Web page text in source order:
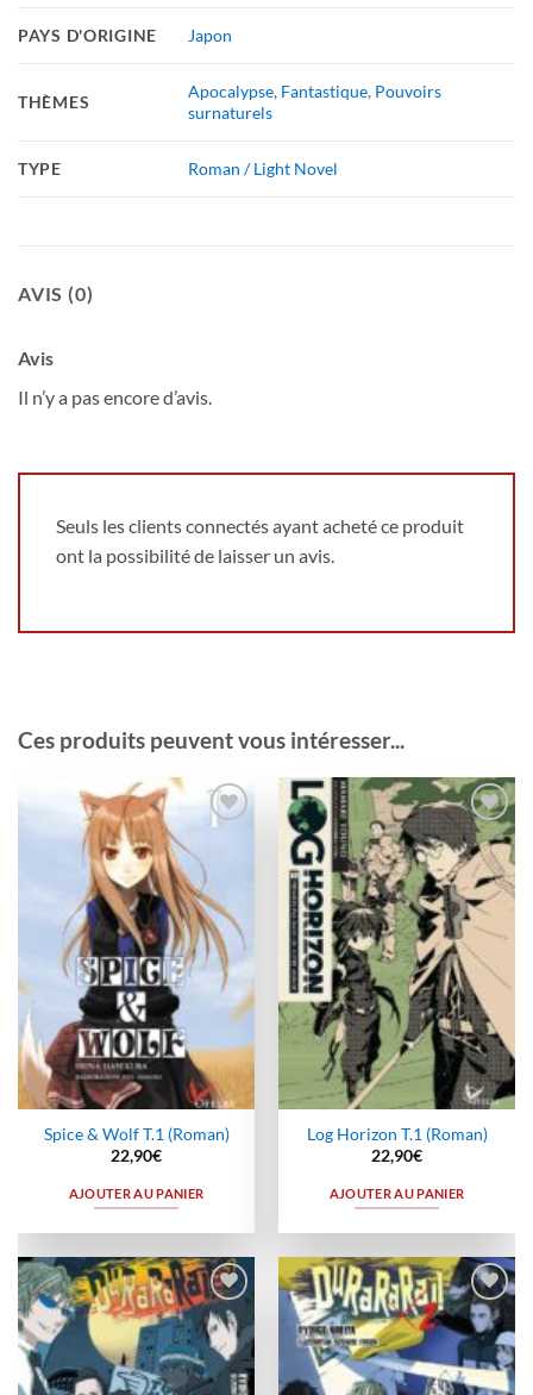
PAYS D'ORIGINE Japon
THÈMES
Apocalypse, Fantastique, Pouvoirs
surnaturels
TYPE Roman / Light Novel
AVIS (0)
Avis
Il n’y a pas encore d’avis.
Seuls les clients connectés ayant acheté ce produit
ont la possibilité de laisser un avis.
Ces produits peuvent vous intéresser...
wishlist
Spice & Wolf T.1 (Roman)
22,90€
AJOUTER AU PANIER
Ajouter
à la
wishlist
Log Horizon T.1 (Roman)
22,90€
AJOUTER AU PANIER
Ajouter
à la
wishlist
Ajouter
à la
wishlist